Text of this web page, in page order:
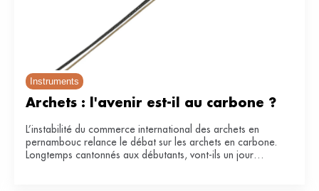
Instruments
Archets : l'avenir est-il au carbone ?
L’instabilité du commerce international des archets en
pernambouc relance le débat sur les archets en carbone.
Longtemps cantonnés aux débutants, vont-ils un jour